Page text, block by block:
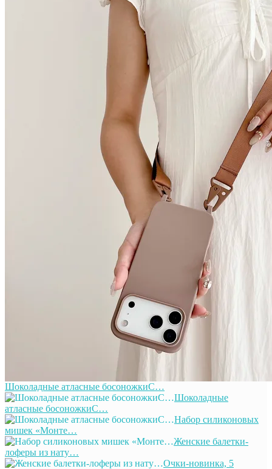
Шоколадные атласные босоножкиС…
Шоколадные
атласные босоножкиС…
Набор силиконовых
мишек «Монте…
Женские балетки-
лоферы из нату…
Очки-новинка, 5